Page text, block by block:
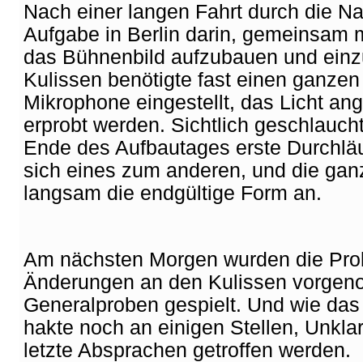
Nach einer langen Fahrt durch die
Aufgabe in Berlin darin, gemeinsam
das Bühnenbild aufzubauen und
Kulissen benötigte fast einen
Mikrophone eingestellt, das Licht
erprobt werden. Sichtlich
Ende des Aufbautages erste
sich eines zum anderen, und die
langsam die endgültige Form an.
Am nächsten Morgen wurden die
Änderungen an den Kulissen
Generalproben gespielt. Und wie
hakte noch an einigen Stellen,
letzte Absprachen getroffen werden.